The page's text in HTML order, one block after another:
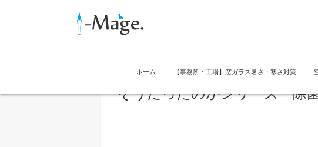
ホーム 【事務所・工場】窓ガラス暑さ・寒さ対策
そうだったのかシリーズ 除